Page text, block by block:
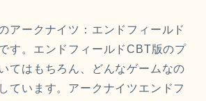
アークナイツ：エンドフィールド
す。エンドフィールドCBT版のプ
てはもちろん、どんなゲームなの
ています。アークナイツエンドフ